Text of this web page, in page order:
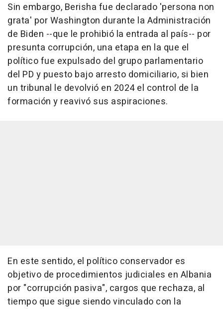
Sin embargo, Berisha fue declarado 'persona non
grata' por Washington durante la Administración
de Biden --que le prohibió la entrada al país-- por
presunta corrupción, una etapa en la que el
político fue expulsado del grupo parlamentario
del PD y puesto bajo arresto domiciliario, si bien
un tribunal le devolvió en 2024 el control de la
formación y reavivó sus aspiraciones.
En este sentido, el político conservador es
objetivo de procedimientos judiciales en Albania
por "corrupción pasiva", cargos que rechaza, al
tiempo que sigue siendo vinculado con la